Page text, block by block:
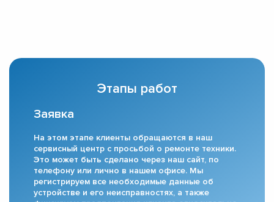
Этапы работ
Заявка
На этом этапе клиенты обращаются в наш
сервисный центр с просьбой о ремонте техники.
Это может быть сделано через наш сайт, по
телефону или лично в нашем офисе. Мы
регистрируем все необходимые данные об
устройстве и его неисправностях, а также